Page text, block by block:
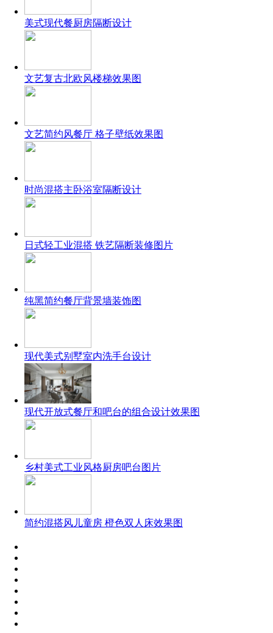
美式现代餐厨房隔断设计
文艺复古北欧风楼梯效果图
文艺简约风餐厅 格子壁纸效果图
时尚混搭主卧浴室隔断设计
日式轻工业混搭 铁艺隔断装修图片
纯黑简约餐厅背景墙装饰图
现代美式别墅室内洗手台设计
现代开放式餐厅和吧台的组合设计效果图
乡村美式工业风格厨房吧台图片
简约混搭风儿童房 橙色双人床效果图